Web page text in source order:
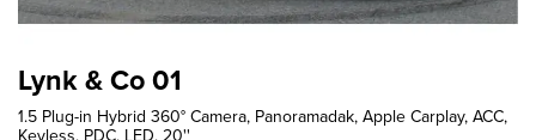
Lynk & Co 01
1.5 Plug-in Hybrid 360° Camera, Panoramadak, Apple Carplay, ACC,